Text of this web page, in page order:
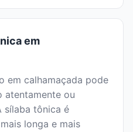
em
em calhamaçada pode
atentamente ou
sílaba tônica é
longa e mais